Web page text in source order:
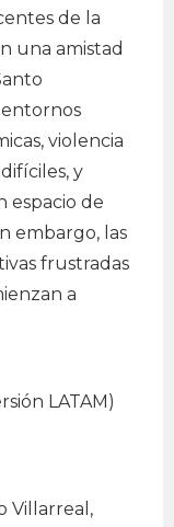
de la
una amistad
violencia
y
espacio de
embargo, las
frustradas
a
LATAM)
Villarreal,